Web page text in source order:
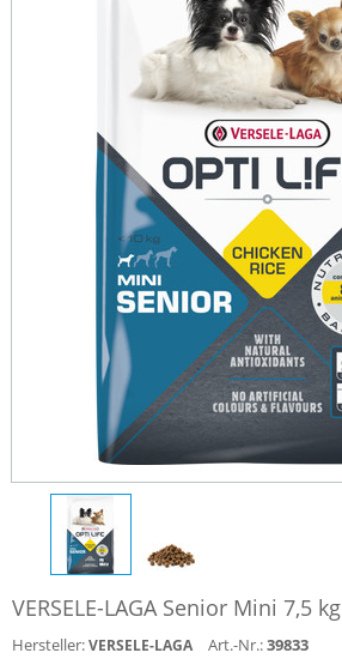
VERSELE-LAGA Senior Mini 7,5 kg
Hersteller:VERSELE-LAGA Art.-Nr.:39833